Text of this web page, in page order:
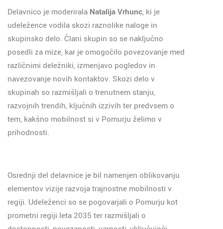
Delavnico je moderirala Natalija Vrhunc, ki je
udeležence vodila skozi raznolike naloge in
skupinsko delo. Člani skupin so se naključno
posedli za mize, kar je omogočilo povezovanje med
različnimi deležniki, izmenjavo pogledov in
navezovanje novih kontaktov. Skozi delo v
skupinah so razmišljali o trenutnem stanju,
razvojnih trendih, ključnih izzivih ter predvsem o
tem, kakšno mobilnost si v Pomurju želimo v
prihodnosti.
Osrednji del delavnice je bil namenjen oblikovanju
elementov vizije razvoja trajnostne mobilnosti v
regiji. Udeleženci so se pogovarjali o Pomurju kot
prometni regiji leta 2035 ter razmišljali o